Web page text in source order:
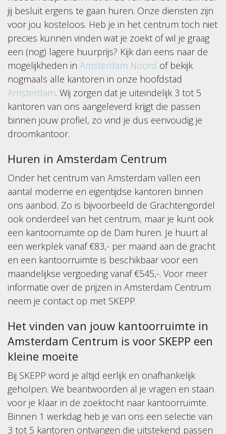
jij besluit ergens te gaan huren. Onze diensten zijn
voor jou kosteloos. Heb je in het centrum toch niet
precies kunnen vinden wat je zoekt of wil je graag
een (nog) lagere huurprijs? Kijk dan eens naar de
mogelijkheden in Amsterdam Noord of bekijk
nogmaals alle kantoren in onze hoofdstad
Amsterdam. Wij zorgen dat je uiteindelijk 3 tot 5
kantoren van ons aangeleverd krijgt die passen
binnen jouw profiel, zo vind je dus eenvoudig je
droomkantoor.
Huren in Amsterdam Centrum
Onder het centrum van Amsterdam vallen een
aantal moderne en eigentijdse kantoren binnen
ons aanbod. Zo is bijvoorbeeld de Grachtengordel
ook onderdeel van het centrum, maar je kunt ook
een kantoorruimte op de Dam huren. Je huurt al
een werkplek vanaf €83,- per maand aan de gracht
en een kantoorruimte is beschikbaar voor een
maandelijkse vergoeding vanaf €545,-. Voor meer
informatie over de prijzen in Amsterdam Centrum
neem je contact op met SKEPP.
Het vinden van jouw kantoorruimte in
Amsterdam Centrum is voor SKEPP een
kleine moeite
Bij SKEPP word je altijd eerlijk en onafhankelijk
geholpen. We beantwoorden al je vragen en staan
voor je klaar in de zoektocht naar kantoorruimte.
Binnen 1 werkdag heb je van ons een selectie van
3 tot 5 kantoren ontvangen die uitstekend passen